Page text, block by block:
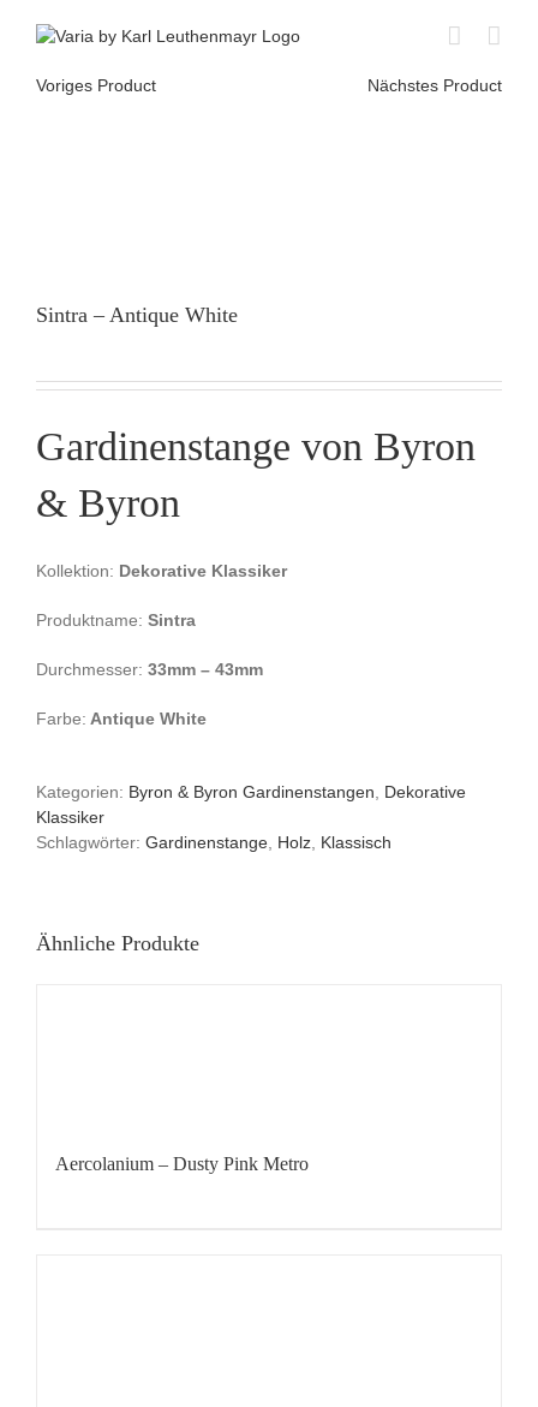
Voriges Product
Nächstes Product
Sintra – Antique White
Gardinenstange von Byron
& Byron
Kollektion: Dekorative Klassiker
Produktname: Sintra
Durchmesser: 33mm – 43mm
Farbe: Antique White
Kategorien: Byron & Byron Gardinenstangen
Dekorative
Klassiker
Schlagwörter: Gardinenstange Holz Klassisch
Ähnliche Produkte
Aercolanium – Dusty Pink Metro